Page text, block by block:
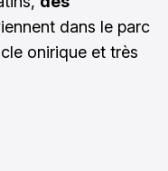
dans le parc
onirique et très